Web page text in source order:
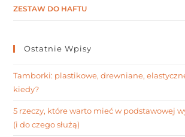
ZESTAW DO HAFTU
Ostatnie Wpisy
Tamborki: plastikowe, drewniane,
kiedy?
5 rzeczy, które warto mieć w podstawowej
(i do czego służą)